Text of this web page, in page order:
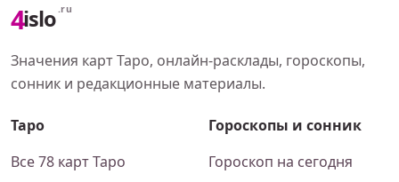
4islo .ru
Значения карт Таро, онлайн-расклады, гороскопы,
сонник и редакционные материалы.
Таро
Все 78 карт Таро
Гороскопы и сонник
Гороскоп на сегодня